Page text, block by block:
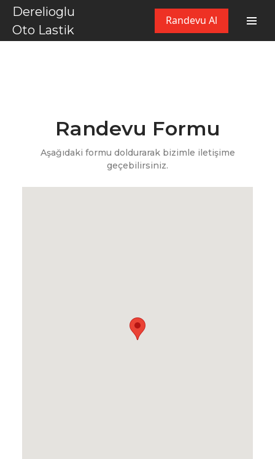
Derelioglu
Oto Lastik
Randevu Al
Randevu Formu
Aşağıdaki formu doldurarak bizimle iletişime
geçebilirsiniz.